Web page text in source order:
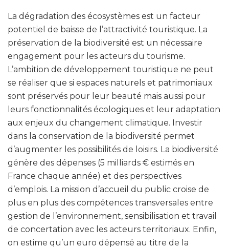
La dégradation des écosystèmes est un facteur
potentiel de baisse de l’attractivité touristique. La
préservation de la biodiversité est un nécessaire
engagement pour les acteurs du tourisme.
L’ambition de développement touristique ne peut
se réaliser que si espaces naturels et patrimoniaux
sont préservés pour leur beauté mais aussi pour
leurs fonctionnalités écologiques et leur adaptation
aux enjeux du changement climatique. Investir
dans la conservation de la biodiversité permet
d’augmenter les possibilités de loisirs. La biodiversité
génère des dépenses (5 milliards € estimés en
France chaque année) et des perspectives
d’emplois. La mission d’accueil du public croise de
plus en plus des compétences transversales entre
gestion de l’environnement, sensibilisation et travail
de concertation avec les acteurs territoriaux. Enfin,
on estime qu’un euro dépensé au titre de la